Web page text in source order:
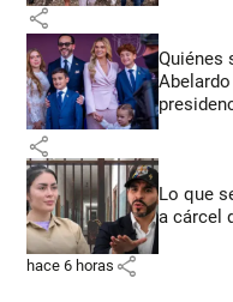
share
Quiénes
share
Lo que
a cárcel
hace 6 horas share